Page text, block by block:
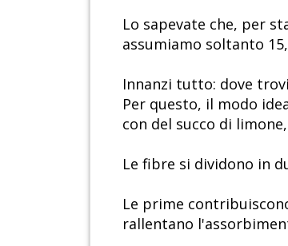
Lo sapevate che, per
assumiamo soltanto
Innanzi tutto: dove
Per questo, il modo
con del succo di
Le fibre si dividono in
Le prime
rallentano